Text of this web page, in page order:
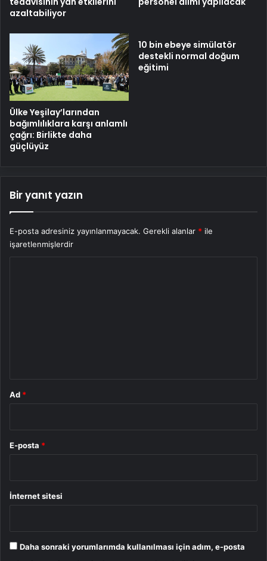
azaltabiliyor
Ülke Yeşilay’larından
bağımlılıklara karşı anlamlı
çağrı: Birlikte daha
güçlüyüz
10 bin ebeye simülatör
destekli normal doğum
eğitimi
Bir yanıt yazın
E-posta adresiniz yayınlanmayacak. Gerekli alanlar * ile
işaretlenmişlerdir
Ad *
E-posta *
İnternet sitesi
Daha sonraki yorumlarımda kullanılması için adım, e-posta